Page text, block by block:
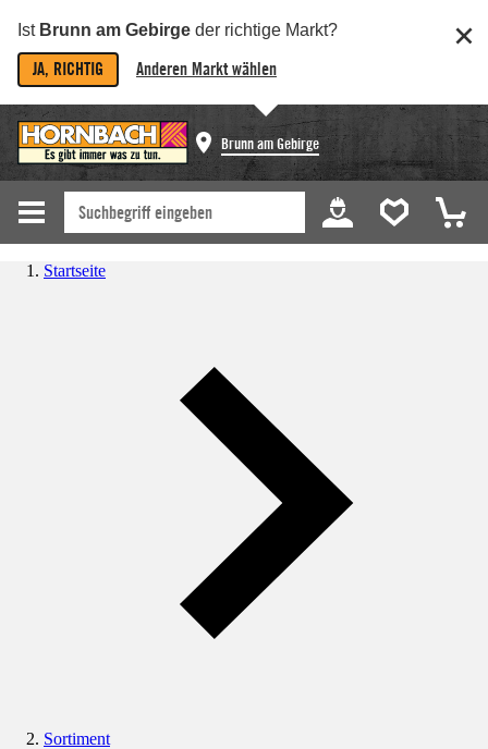
Ist Brunn am Gebirge der richtige Markt?
JA, RICHTIG Anderen Markt wählen
Brunn am Gebirge
Startseite
Sortiment